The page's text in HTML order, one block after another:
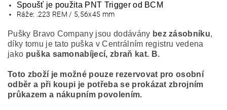
Spoušť je použita PNT Trigger od BCM
Ráže: .223 REM / 5,56x45 mm
Pušky Bravo Company jsou dodávány bez zásobníku,
díky tomu je tato puška v Centrálním registru vedena
jako puška samonabíjecí, zbraň kat. B.
Toto zboží je možné pouze rezervovat pro osobní
odběr a při koupi je potřeba se prokázat zbrojním
průkazem a nákupním povolením.